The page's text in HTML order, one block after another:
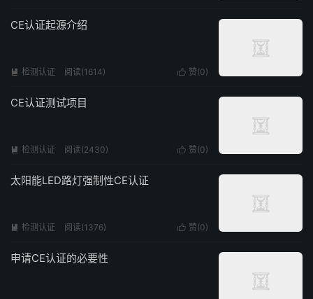
CE认证起源介绍
 赞(0)
 检测认证 阅读(1614)
CE认证测试项目
 赞(0)
 检测认证 阅读(2430)
太阳能LED路灯强制性CE认证
 赞(0)
 检测认证 阅读(1376)
申请CE认证的必要性